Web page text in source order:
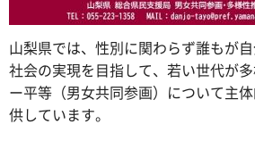
山梨県では、性別に関わらず誰もが
社会の実現を目指して、若い世代が
ー平等（男女共同参画）について主
供しています。